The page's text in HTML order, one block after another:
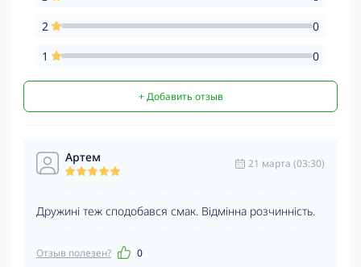
2
0
1
0
+ Добавить отзыв
Артем 21 марта (03:30)
Дружині теж сподобався смак. Відмінна розчинність.
Отзыв полезен? 0